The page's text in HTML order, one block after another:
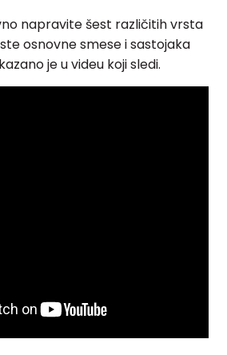
napravite šest različitih vrsta
osnovne smese i sastojaka
je u videu koji sledi.